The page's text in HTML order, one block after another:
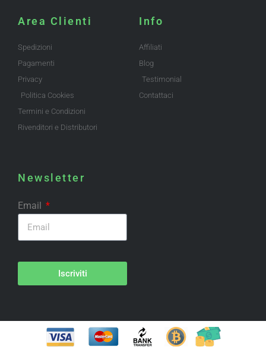
Area Clienti
Spedizioni
Pagamenti
Privacy
Politica Cookies
Termini e Condizioni
Rivenditori e Distributori
Info
Affiliati
Blog
Testimonial
Contattaci
Newsletter
Email
Iscriviti